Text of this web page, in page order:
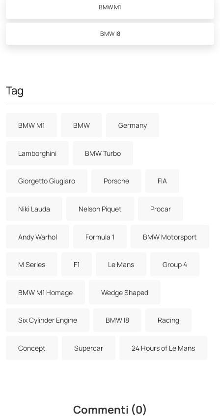
BMW M1
BMW i8
Tag
BMW M1 BMW Germany
Lamborghini BMW Turbo
Giorgetto Giugiaro Porsche FIA
Niki Lauda Nelson Piquet Procar
Andy Warhol Formula 1 BMW Motorsport
M Series F1 Le Mans Group 4
BMW M1 Homage Wedge Shaped
Six Cylinder Engine BMW I8 Racing
Concept Supercar 24 Hours of Le Mans
Commenti (0)